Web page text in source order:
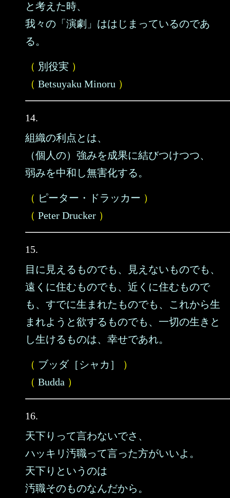
と考えた時、
我々の「演劇」ははじまっているのであ
る。
（ 別役実 ）
（ Betsuyaku Minoru ）
14.
組織の利点とは、
（個人の）強みを成果に結びつけつつ、
弱みを中和し無害化する。
（ ピーター・ドラッカー ）
（ Peter Drucker ）
15.
目に見えるものでも、見えないものでも、
遠くに住むものでも、近くに住むもので
も、すでに生まれたものでも、これから生
まれようと欲するものでも、一切の生きと
し生けるものは、幸せであれ。
（ ブッダ［シャカ］
）
（ Budda ）
16.
天下りって言わないでさ、
ハッキリ汚職って言った方がいいよ。
天下りというのは
汚職そのものなんだから。